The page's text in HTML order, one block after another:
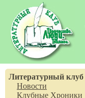
Литературный клуб
Новости
Клубные Хроники